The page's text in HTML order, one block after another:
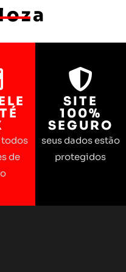
de
SITE
100%
SEGURO
seus dados estão
protegidos